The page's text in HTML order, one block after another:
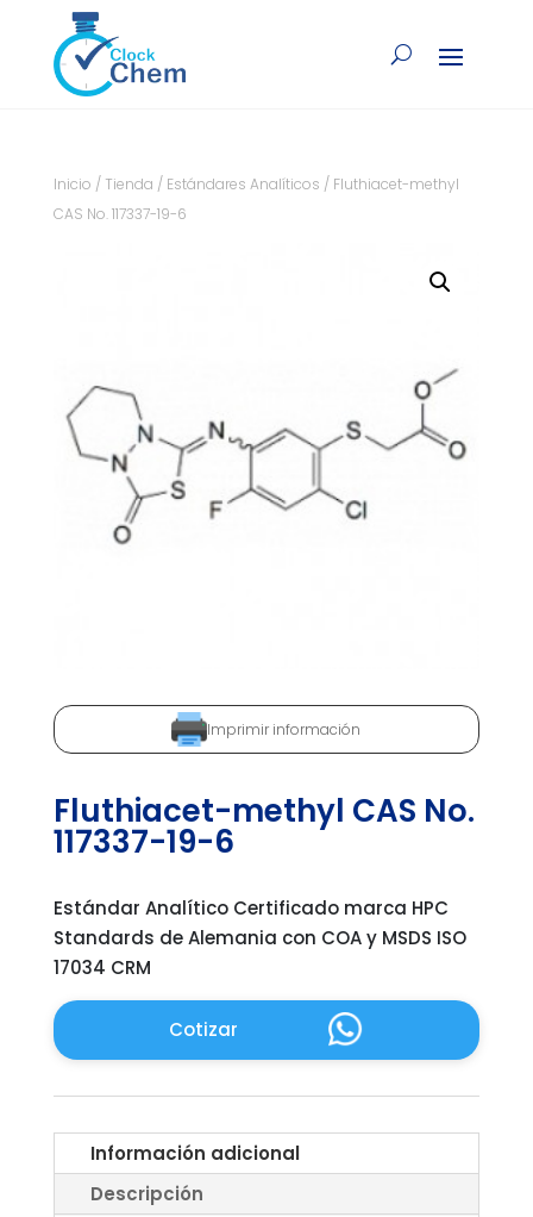
Inicio / Tienda / Estándares Analíticos / Fluthiacet-methyl
CAS No. 117337-19-6
Imprimir información
Fluthiacet-methyl CAS No.
117337-19-6
Estándar Analítico Certificado marca HPC
Standards de Alemania con COA y MSDS ISO
17034 CRM
Cotizar
Información adicional
Descripción